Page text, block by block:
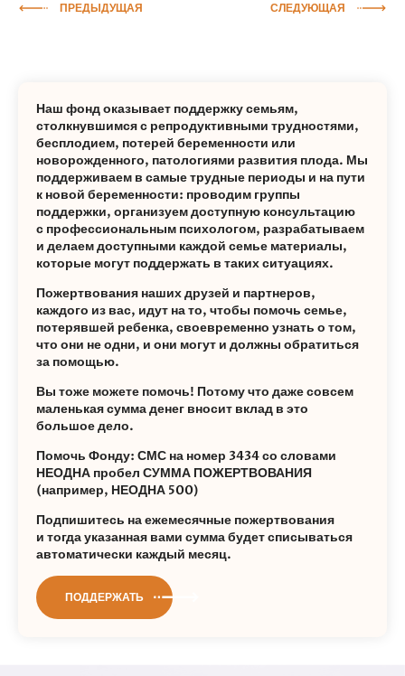
ПРЕДЫДУЩАЯ СЛЕДУЮЩАЯ
Наш фонд оказывает поддержку семьям,
столкнувшимся с репродуктивными трудностями,
бесплодием, потерей беременности или
новорожденного, патологиями развития плода. Мы
поддерживаем в самые трудные периоды и на пути
к новой беременности: проводим группы
поддержки, организуем доступную консультацию
с профессиональным психологом, разрабатываем
и делаем доступными каждой семье материалы,
которые могут поддержать в таких ситуациях.
Пожертвования наших друзей и партнеров,
каждого из вас, идут на то, чтобы помочь семье,
потерявшей ребенка, своевременно узнать о том,
что они не одни, и они могут и должны обратиться
за помощью.
Вы тоже можете помочь! Потому что даже совсем
маленькая сумма денег вносит вклад в это
большое дело.
Помочь Фонду: СМС на номер 3434 со словами
НЕОДНА пробел СУММА ПОЖЕРТВОВАНИЯ
(например, НЕОДНА 500)
Подпишитесь на ежемесячные пожертвования
и тогда указанная вами сумма будет списываться
автоматически каждый месяц.
ПОДДЕРЖАТЬ